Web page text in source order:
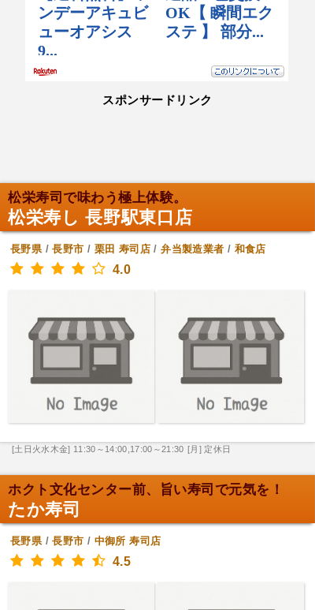
スポンサードリンク
松栄寿司で味わう極上体験。
松栄寿し 長野駅東口店
長野県/長野市 / 栗田 寿司店 /弁当製造業者 / 和食店
4.0
[土日火水木金] 11:30～14:00,17:00～21:30 [月] 定休日
ホクト文化センター前、旨い寿司で元気を！
たか寿司
長野県/長野市 / 中御所 寿司店
4.5